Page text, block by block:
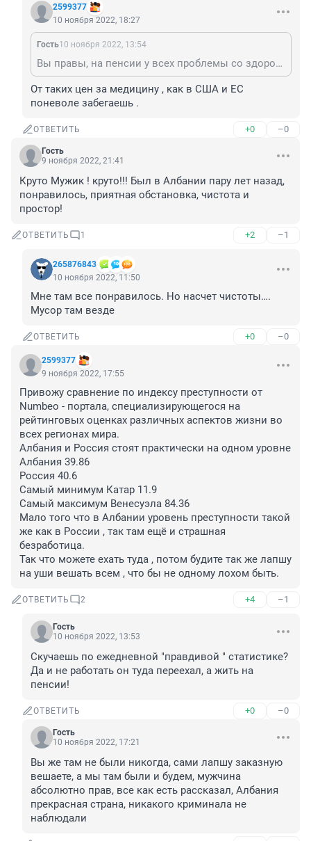
2599377
10 ноября 2022, 18:27
Гость10 ноября 2022, 13:54
Вы правы, на пенсии у всех проблемы со здоровьем, только наши старики ползают по врачам, а те бегают!
От таких цен за медицину , как в США и ЕС
поневоле забегаешь .
ОТВЕТИТЬ +0 –0
Гость
9 ноября 2022, 21:41
Круто Мужик ! круто!!! Был в Албании пару лет назад,
понравилось, приятная обстановка, чистота и
простор!
ОТВЕТИТЬ 1 +2 –1
265876843
10 ноября 2022, 11:50
Мне там все понравилось. Но насчет чистоты….
Мусор там везде
ОТВЕТИТЬ +0 –0
2599377
9 ноября 2022, 17:55
Привожу сравнение по индексу преступности от
Numbeo - портала, специализирующегося на
рейтинговых оценках различных аспектов жизни во
всех регионах мира.
Албания и Россия стоят практически на одном уровне
Албания 39.86
Россия 40.6
Самый минимум Катар 11.9
Самый максимум Венесуэла 84.36
Мало того что в Албании уровень преступности такой
же как в России , так там ещё и страшная
безработица.
Так что можете ехать туда , потом будите так же лапшу
на уши вешать всем , что бы не одному лохом быть.
ОТВЕТИТЬ 2 +4 –1
Гость
10 ноября 2022, 13:53
Скучаешь по ежедневной "правдивой " статистике?
Да и не работать он туда переехал, а жить на
пенсии!
ОТВЕТИТЬ +0 –0
Гость
10 ноября 2022, 17:21
Вы же там не были никогда, сами лапшу заказную
вешаете, а мы там были и будем, мужчина
абсолютно прав, все как есть рассказал, Албания
прекрасная страна, никакого криминала не
наблюдали